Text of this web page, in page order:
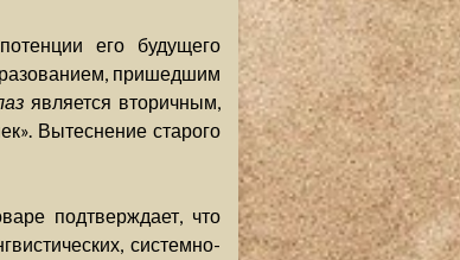
его будущего
пришедшим
является вторичным,
Вытеснение старого
подтверждает, что
системно-